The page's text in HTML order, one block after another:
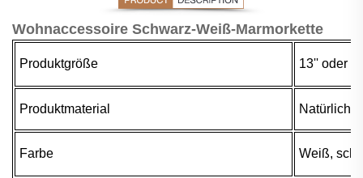
Wohnaccessoire Schwarz-Weiß-Marmorkette
Produktgröße 13'' oder
Produktmaterial
Farbe Weiß,